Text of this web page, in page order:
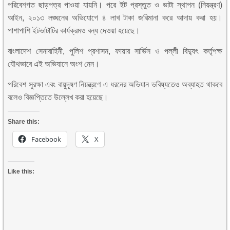
পরিবেশগত ছাড়পত্র পাওয়া যায়নি। পরে ইট প্রস্তুত ও ভাটা স্থাপন (নিয়ন্ত্রণ)
আইন, ২০১৩ লঙ্ঘনের অভিযোগে ৪ লাখ টাকা জরিমানা করে আদায় করা হয়।
পাশাপাশি ইটভাটাটির কার্যক্রমও বন্ধ দেওয়া হয়েছে।
বাংলাদেশ সেনাবাহিনী, পুলিশ প্রশাসন, ফায়ার সার্ভিস ও পল্লী বিদ্যুৎ কর্তৃপক্ষ
যৌথভাবে এই অভিযানে অংশ নেন।
পরিবেশ সুরক্ষা এবং বায়ুদূষণ নিয়ন্ত্রণে এ ধরনের অভিযান ভবিষ্যতেও অব্যাহত থাকবে
বলেও বিজ্ঞপ্তিতে উল্লেখ করা হয়েছে।
Share this:
Facebook X
Like this: